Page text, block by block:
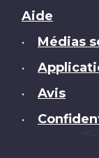
Brand
Aide
• Médias
•
• Avis
•